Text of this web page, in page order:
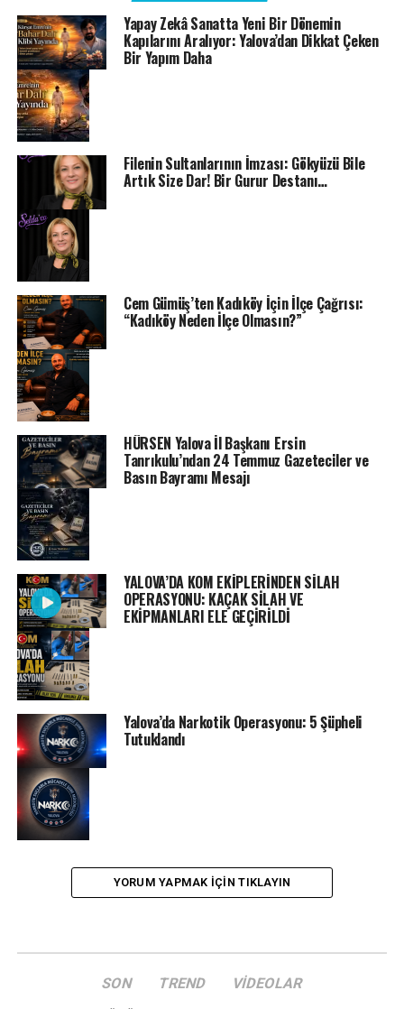
Yapay Zekâ Sanatta Yeni Bir Dönemin
Kapılarını Aralıyor: Yalova’dan Dikkat Çeken
Bir Yapım Daha
Filenin Sultanlarının İmzası: Gökyüzü Bile
Artık Size Dar! Bir Gurur Destanı…
Cem Gümüş’ten Kadıköy İçin İlçe Çağrısı:
“Kadıköy Neden İlçe Olmasın?”
HÜRSEN Yalova İl Başkanı Ersin
Tanrıkulu’ndan 24 Temmuz Gazeteciler ve
Basın Bayramı Mesajı
YALOVA’DA KOM EKİPLERİNDEN SİLAH
OPERASYONU: KAÇAK SİLAH VE
EKİPMANLARI ELE GEÇİRİLDİ
Yalova’da Narkotik Operasyonu: 5 Şüpheli
Tutuklandı
YORUM YAPMAK IÇIN TIKLAYIN
SON TREND VIDEOLAR